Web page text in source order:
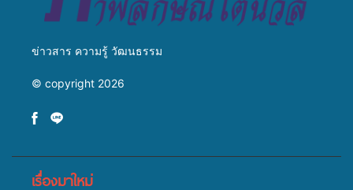
ข่าวสาร ความรู้ วัฒนธรรม
© copyright 2026
เรื่องมาใหม่